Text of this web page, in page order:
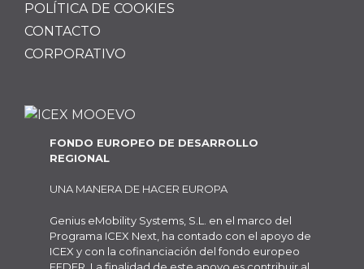
POLÍTICA DE COOKIES
CONTACTO
CORPORATIVO
FONDO EUROPEO DE DESARROLLO
REGIONAL
UNA MANERA DE HACER EUROPA
Genius eMobility Systems, S.L. en el marco del
Programa ICEX Next, ha contado con el apoyo de
ICEX y con la cofinanciación del fondo europeo